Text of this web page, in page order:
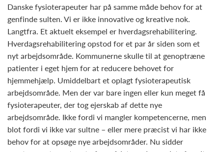
Danske fysioterapeuter har på samme måde behov for at
genfinde sulten. Vi er ikke innovative og kreative nok.
Langtfra. Et aktuelt eksempel er hverdagsrehabilitering.
Hverdagsrehabilitering opstod for et par år siden som et
nyt arbejdsområde. Kommunerne skulle til at genoptræne
patienter i eget hjem for at reducere behovet for
hjemmehjælp. Umiddelbart et oplagt fysioterapeutisk
arbejdsområde. Men der var bare ingen eller kun meget få
fysioterapeuter, der tog ejerskab af dette nye
arbejdsområde. Ikke fordi vi mangler kompetencerne, men
blot fordi vi ikke var sultne – eller mere præcist vi har ikke
behov for at opsøge nye arbejdsområder. Nu sidder